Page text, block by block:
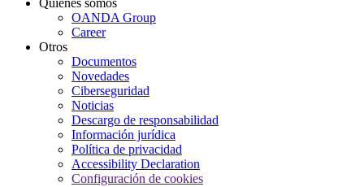
Quiénes somos
OANDA Group
Career
Otros
Documentos
Novedades
Ciberseguridad
Noticias
Descargo de responsabilidad
Información jurídica
Política de privacidad
Accessibility Declaration
Configuración de cookies